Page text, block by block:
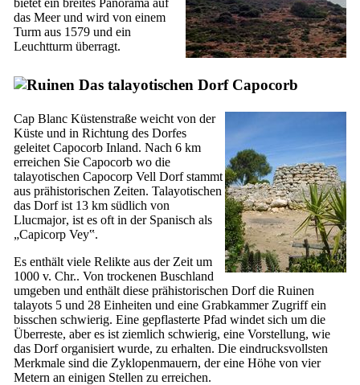
das Meer und wird von einem
Turm aus 1579 und ein
Leuchtturm überragt.
Das talayotischen Dorf Capocorb
Cap Blanc Küstenstraße weicht von der
Küste und in Richtung des Dorfes
geleitet Capocorb Inland. Nach 6 km
erreichen Sie Capocorb wo die
talayotischen Capocorp Vell Dorf stammt
aus prähistorischen Zeiten. Talayotischen
das Dorf ist 13 km südlich von
Llucmajor, ist es oft in der Spanisch als
„Capicorp Vey‟.
Es enthält viele Relikte aus der Zeit um
1000 v. Chr.. Von trockenen Buschland
umgeben und enthält diese prähistorischen Dorf die Ruinen
talayots 5 und 28 Einheiten und eine Grabkammer Zugriff ein
bisschen schwierig. Eine gepflasterte Pfad windet sich um die
Überreste, aber es ist ziemlich schwierig, eine Vorstellung, wie
das Dorf organisiert wurde, zu erhalten. Die eindrucksvollsten
Merkmale sind die Zyklopenmauern, der eine Höhe von vier
Metern an einigen Stellen zu erreichen.